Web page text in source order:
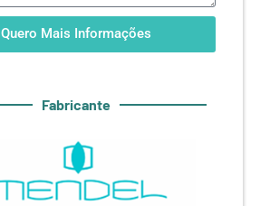
Quero Mais Informações
Fabricante